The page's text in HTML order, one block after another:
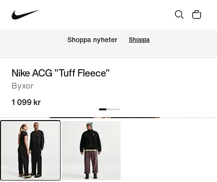
Shoppa nyheter Shoppa
Nike ACG "Tuff Fleece"
Byxor
1 099 kr